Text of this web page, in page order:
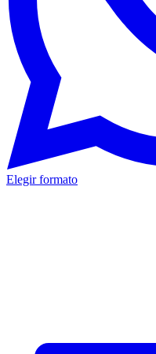
Elegir formato